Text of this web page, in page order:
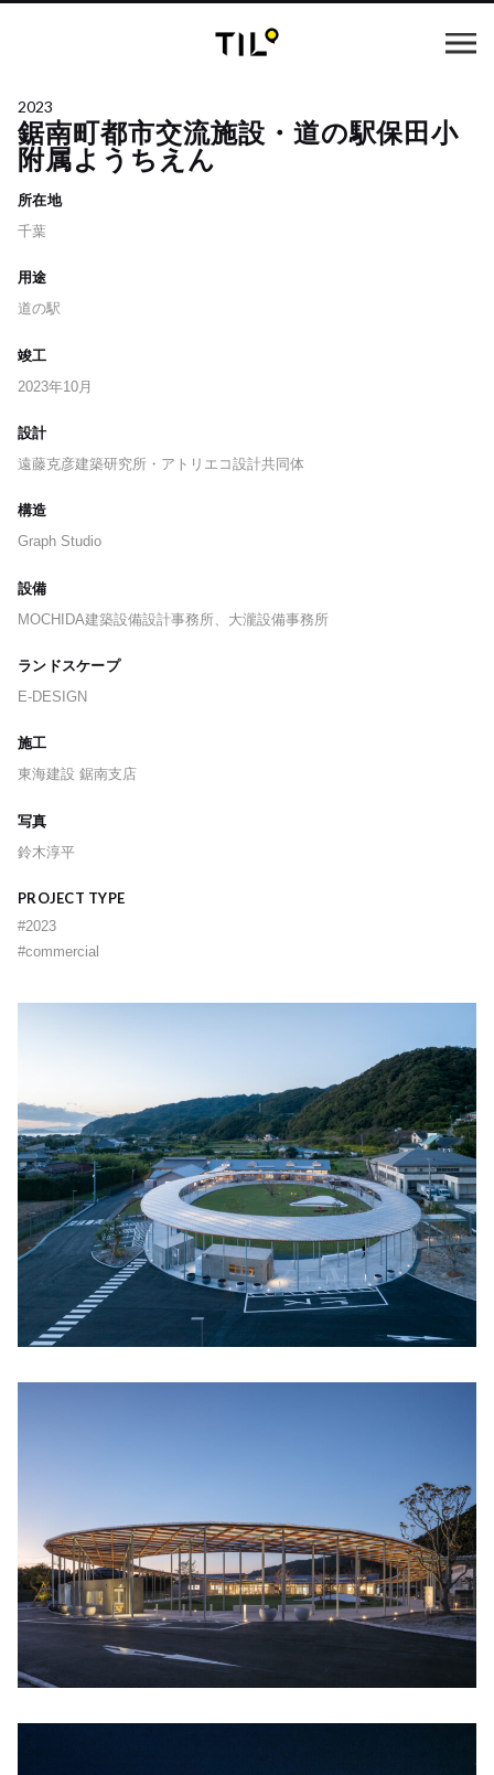
2023
鋸南町都市交流施設・道の駅保田小
附属ようちえん
所在地
千葉
用途
道の駅
竣工
2023年10月
設計
遠藤克彦建築研究所・アトリエコ設計共同体
構造
Graph Studio
設備
MOCHIDA建築設備設計事務所、大瀧設備事務所
ランドスケープ
E-DESIGN
施工
東海建設 鋸南支店
写真
鈴木淳平
PROJECT TYPE
#2023
#commercial